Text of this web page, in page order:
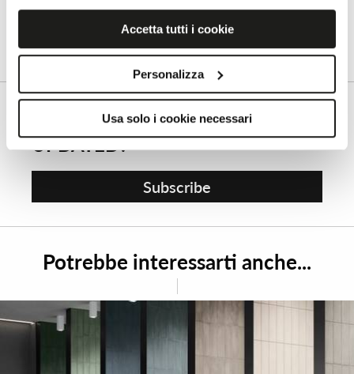
vuole i cookie di profilazione può negare il consenso sul
Accetta tutti i cookie
Personalizza
Usa solo i cookie necessari
WISH TO STAY ALWAYS
UPDATED?
Subscribe
Potrebbe interessarti anche...